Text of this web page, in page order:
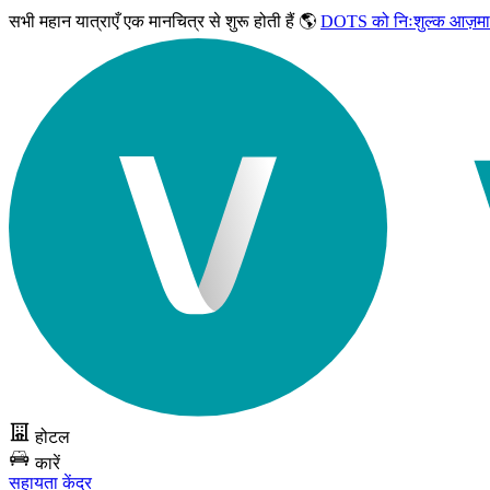
सभी महान यात्राएँएक मानचित्र से शुरू होती हैं 🌎 DOTS को निःशुल्क
होटल
कारें
सहायता केंद्र